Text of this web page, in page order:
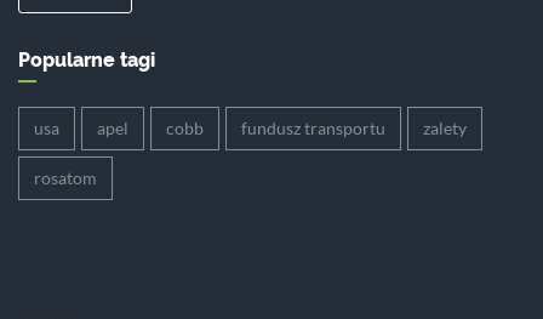
Popularne tagi
usa apel cobb fundusz transportu zalety
rosatom